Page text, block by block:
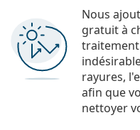
Nous
gratuit à
traitement
rayures,
afin que
nettoyer